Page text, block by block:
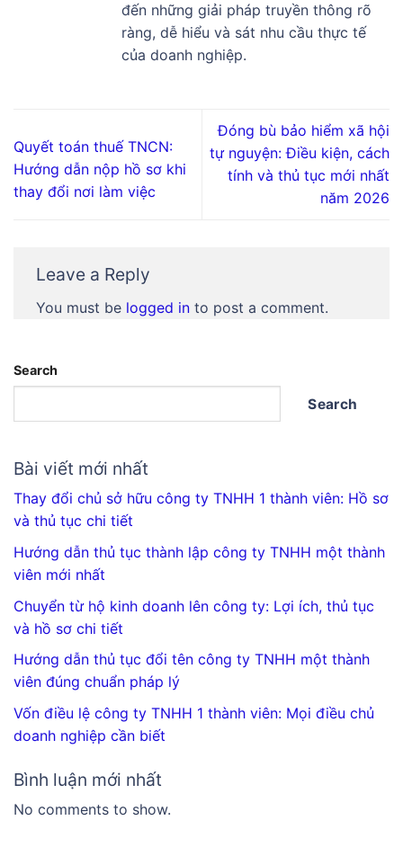
đến những giải pháp truyền thông rõ
ràng, dễ hiểu và sát nhu cầu thực tế
của doanh nghiệp.
Quyết toán thuế TNCN:
Hướng dẫn nộp hồ sơ khi
thay đổi nơi làm việc
Đóng bù bảo hiểm xã hội
tự nguyện: Điều kiện, cách
tính và thủ tục mới nhất
năm 2026
Leave a Reply
You must be logged in to post a comment.
Search
Search
Bài viết mới nhất
Thay đổi chủ sở hữu công ty TNHH 1 thành viên: Hồ sơ
và thủ tục chi tiết
Hướng dẫn thủ tục thành lập công ty TNHH một thành
viên mới nhất
Chuyển từ hộ kinh doanh lên công ty: Lợi ích, thủ tục
và hồ sơ chi tiết
Hướng dẫn thủ tục đổi tên công ty TNHH một thành
viên đúng chuẩn pháp lý
Vốn điều lệ công ty TNHH 1 thành viên: Mọi điều chủ
doanh nghiệp cần biết
Bình luận mới nhất
No comments to show.